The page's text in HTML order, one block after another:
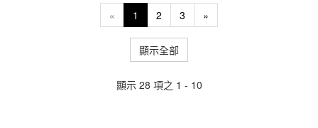
« 1 2 3 »
顯示全部
顯示 28 項之 1 - 10